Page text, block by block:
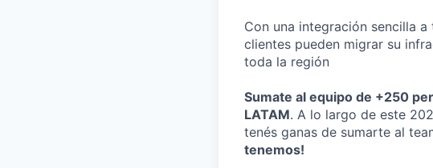
Con una integración sencilla
clientes pueden migrar su
toda la región
Sumate al equipo de +250
LATAM. A lo largo de este
tenés ganas de sumarte al
tenemos!